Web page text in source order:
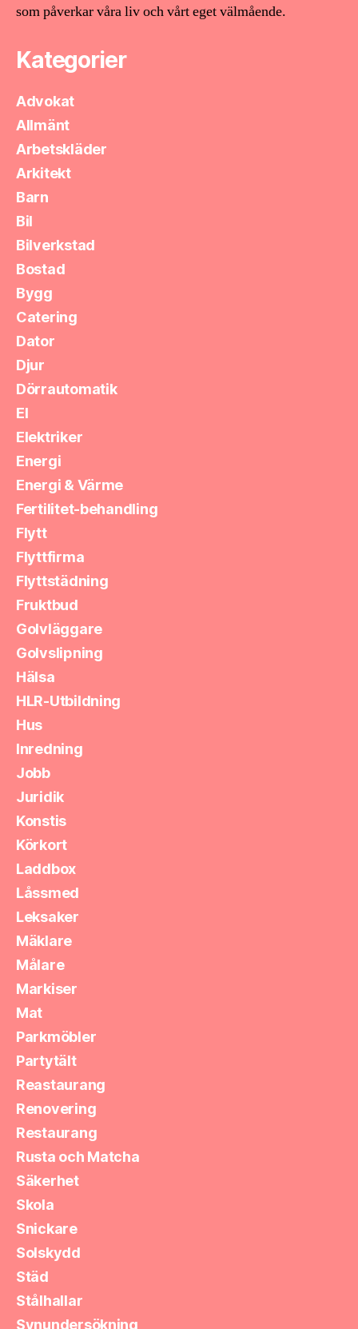
som påverkar våra liv och vårt eget välmående.
Kategorier
Advokat
Allmänt
Arbetskläder
Arkitekt
Barn
Bil
Bilverkstad
Bostad
Bygg
Catering
Dator
Djur
Dörrautomatik
El
Elektriker
Energi
Energi & Värme
Fertilitet-behandling
Flytt
Flyttfirma
Flyttstädning
Fruktbud
Golvläggare
Golvslipning
Hälsa
HLR-Utbildning
Hus
Inredning
Jobb
Juridik
Konstis
Körkort
Laddbox
Låssmed
Leksaker
Mäklare
Målare
Markiser
Mat
Parkmöbler
Partytält
Reastaurang
Renovering
Restaurang
Rusta och Matcha
Säkerhet
Skola
Snickare
Solskydd
Städ
Stålhallar
Synundersökning